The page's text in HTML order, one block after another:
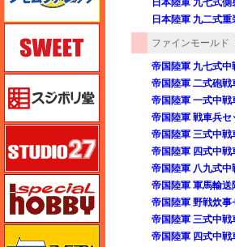
日本陸軍 九七式
日本陸軍 九二式
ファインモールド
帝国陸軍 九七式中
帝国陸軍 二式砲戦
帝国陸軍 一式中
帝国陸軍 戦車兵セ
帝国陸軍 三式中戦
帝国陸軍 四式中戦
帝国陸軍 八九式中
帝国陸軍 軍馬輸送
帝国陸軍 野戦炊
帝国陸軍 三式中戦
帝国陸軍 四式中戦
スイート（SWEET）
スタジオ27・タブデザイン
スペシャルホビー
ズベズダ（Zvezda）